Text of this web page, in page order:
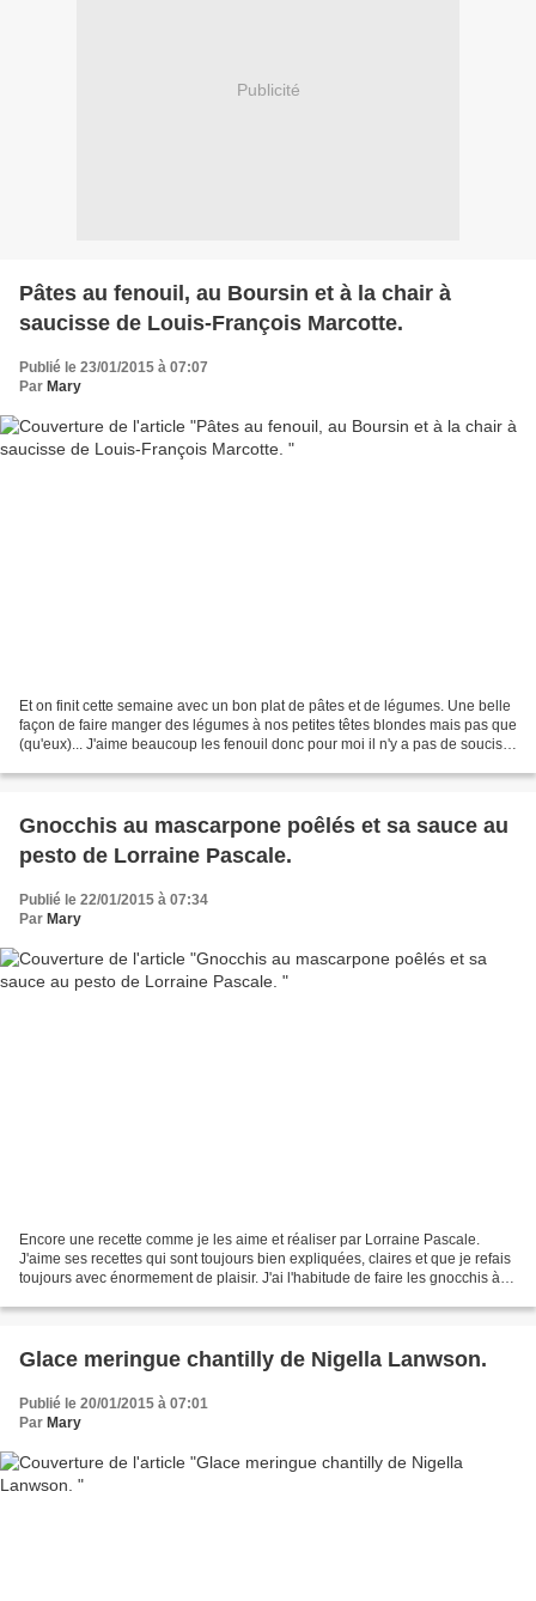
Publicité
Pâtes au fenouil, au Boursin et à la chair à
saucisse de Louis-François Marcotte.
Publié le 23/01/2015 à 07:07
Par Mary
Et on finit cette semaine avec un bon plat de pâtes et de légumes. Une belle
façon de faire manger des légumes à nos petites têtes blondes mais pas que
(qu'eux)... J'aime beaucoup les fenouil donc pour moi il n'y a pas de soucis
Gnocchis au mascarpone poêlés et sa sauce au
pesto de Lorraine Pascale.
Publié le 22/01/2015 à 07:34
Par Mary
Encore une recette comme je les aime et réaliser par Lorraine Pascale.
J'aime ses recettes qui sont toujours bien expliquées, claires et que je refais
toujours avec énormement de plaisir. J'ai l'habitude de faire les gnocchis à la
Glace meringue chantilly de Nigella Lanwson.
Publié le 20/01/2015 à 07:01
Par Mary